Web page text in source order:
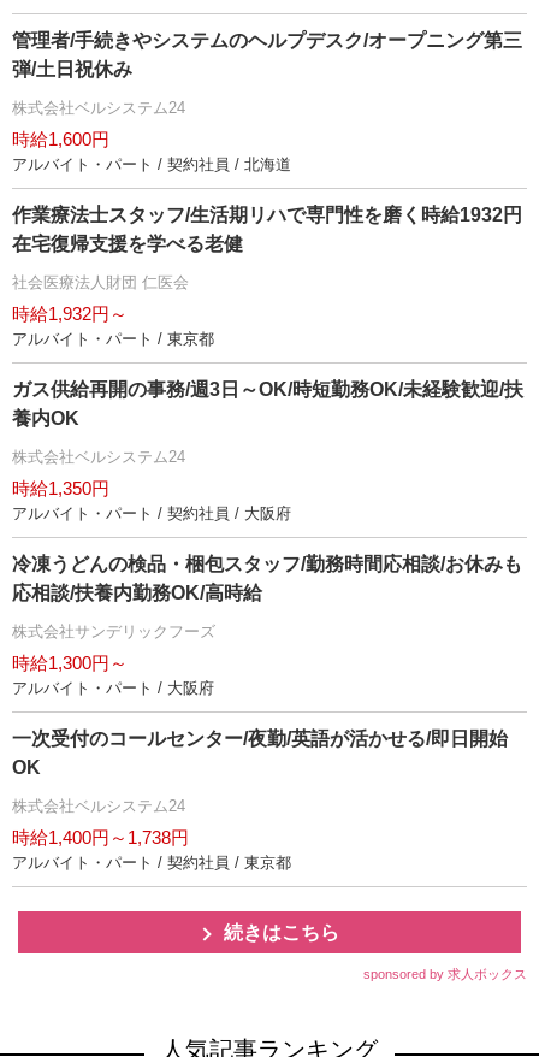
管理者/手続きやシステムのヘルプデスク/オープニング第三
弾/土日祝休み
株式会社ベルシステム24
時給1,600円
アルバイト・パート / 契約社員 / 北海道
作業療法士スタッフ/生活期リハで専門性を磨く時給1932円
在宅復帰支援を学べる老健
社会医療法人財団 仁医会
時給1,932円～
アルバイト・パート / 東京都
ガス供給再開の事務/週3日～OK/時短勤務OK/未経験歓迎/扶
養内OK
株式会社ベルシステム24
時給1,350円
アルバイト・パート / 契約社員 / 大阪府
冷凍うどんの検品・梱包スタッフ/勤務時間応相談/お休みも
応相談/扶養内勤務OK/高時給
株式会社サンデリックフーズ
時給1,300円～
アルバイト・パート / 大阪府
一次受付のコールセンター/夜勤/英語が活かせる/即日開始
OK
株式会社ベルシステム24
時給1,400円～1,738円
アルバイト・パート / 契約社員 / 東京都
続きはこちら
sponsored by 求人ボックス
人気記事ランキング